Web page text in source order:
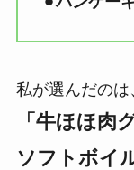
私が選んだのは
「牛ほほ肉
ソフトボイ